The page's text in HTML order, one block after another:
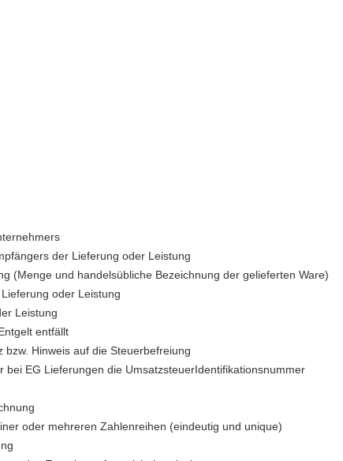
der Lieferung oder Leistung
(Menge und handelsübliche Bezeichnung der gelieferten Ware)
oder Leistung
Leistung
entfällt
bzw. Hinweis auf die Steuerbefreiung
bei EG Lieferungen die UmsatzsteuerIdentifikationsnummer
oder mehreren Zahlenreihen (eindeutig und unique)